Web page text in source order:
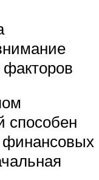
способен
финансовых